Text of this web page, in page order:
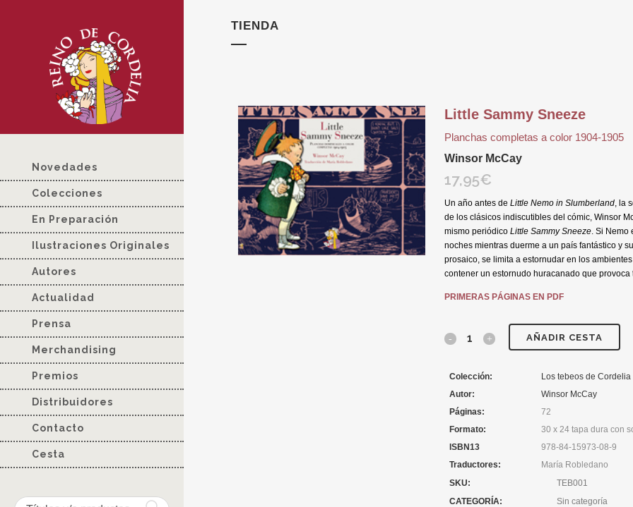
Novedades
Colecciones
En Preparación
Ilustraciones Originales
Autores
Actualidad
Prensa
Merchandising
Premios
Distribuidores
Contacto
Cesta
TIENDA
Little Sammy Sneeze
Planchas completas a color 1904-1905
Winsor McCay
17,95€
Un año antes deLittle Nemo in Slumberland, la
de los clásicos indiscutibles del cómic, Winsor
mismo periódicoLittle Sammy Sneeze. Si Nemo
noches mientras duerme a un país fantástico y
prosaico, se limita a estornudar en los
contener un estornudo huracanado que provoca
PRIMERAS PÁGINAS EN PDF
AÑADIR CESTA
Colección:
Los tebeos de Cordelia
Autor:
Winsor McCay
Páginas:
72
Formato:
30 x 24 tapa dura con
ISBN13
978-84-15973-08-9
Traductores:
María Robledano
SKU:
TEB001
CATEGORÍA:
Sin categoría